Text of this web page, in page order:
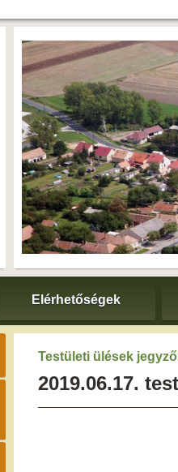
Elérhetőségek
Testületi ülések
2019.06.17.